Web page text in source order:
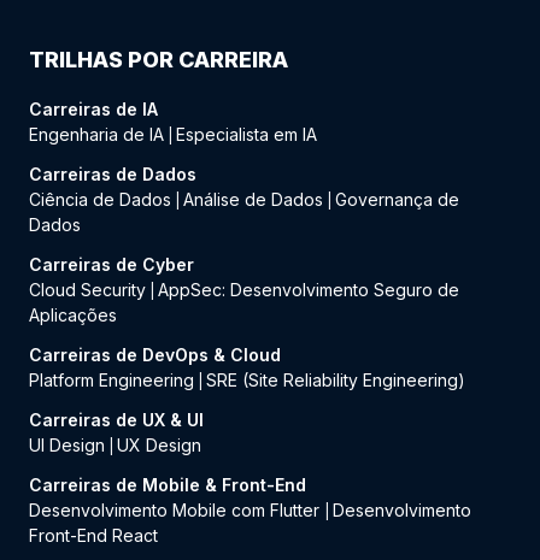
TRILHAS POR CARREIRA
Carreiras de IA
Engenharia de IA Especialista em IA
Carreiras de Dados
Ciência de Dados
Análise de Dados
Governança de
Dados
Carreiras de Cyber
Cloud Security AppSec: Desenvolvimento Seguro de
Aplicações
Carreiras de DevOps & Cloud
Platform Engineering
SRE (Site Reliability Engineering)
Carreiras de UX & UI
UI Design
UX Design
Carreiras de Mobile & Front-End
Desenvolvimento Mobile com Flutter
Desenvolvimento
Front-End React